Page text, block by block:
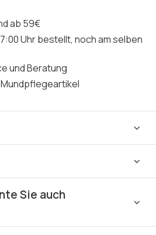
ab 59€
Uhr bestellt, noch am selben
und Beratung
Sie auch